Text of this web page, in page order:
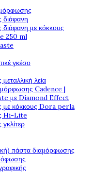
με κόκκους
250 ml
γκέσο
λεία
Cadence |
με Diamond Effect
με κόκκους Dora perla
Hi-Lite
πάστα διαμόρφωσης